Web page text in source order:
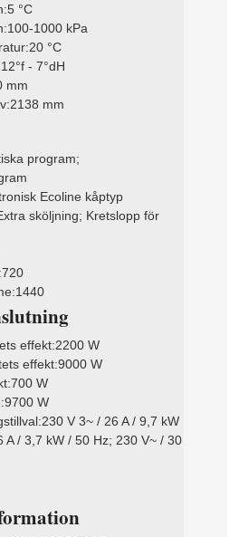
5 °C
100-1000 kPa
20 °C
12°f - 7°dH
mm
2138 mm
program;
Ecoline kåptyp
sköljning; Kretslopp för
720
1440
effekt:2200 W
effekt:9000 W
700 W
9700 W
230 V 3~ / 26 A / 9,7 kW
A / 3,7 kW / 50 Hz; 230 V~ / 30